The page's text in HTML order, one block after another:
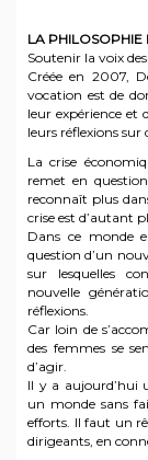
LA PHILOSOPHIE
Soutenir la voix
Créée en 2007,
vocation est de
leur expérience et
leurs réflexions sur
La crise
remet en
reconnaît plus
crise est d’autant
Dans ce monde
question d’un
sur lesquelles
nouvelle
réflexions.
Car loin de
des femmes se
d’agir.
Il y a aujourd’hui
un monde sans
efforts. Il faut un
dirigeants, en